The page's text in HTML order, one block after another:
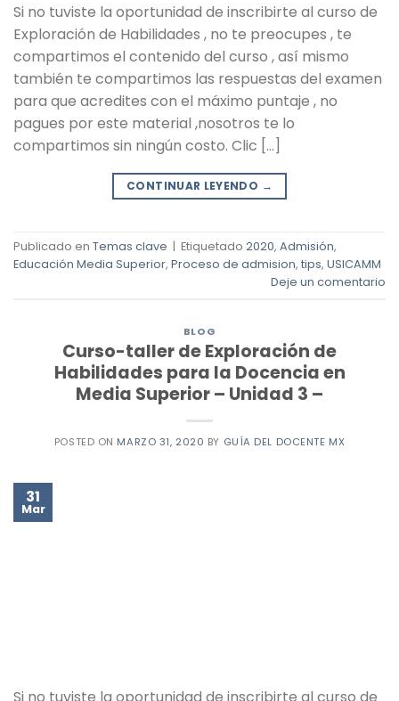
Si no tuviste la oportunidad de inscribirte al curso de
Exploración de Habilidades , no te preocupes , te
compartimos el contenido del curso , así mismo
también te compartimos las respuestas del examen
para que acredites con el máximo puntaje , no
pagues por este material ,nosotros te lo
compartimos sin ningún costo. Clic […]
CONTINUAR LEYENDO →
Publicado en Temas clave | Etiquetado 2020, Admisión,
Educación Media Superior, Proceso de admision, tips, USICAMM
Deje un comentario
BLOG
Curso-taller de Exploración de
Habilidades para la Docencia en
Media Superior – Unidad 3 –
POSTED ON MARZO 31, 2020 BY GUÍA DEL DOCENTE MX
31
Mar
Si no tuviste la oportunidad de inscribirte al curso de